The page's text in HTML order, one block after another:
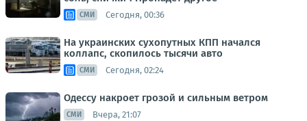
СМИ Сегодня, 00:36
На украинских сухопутных КПП начался
коллапс, скопилось тысячи авто
СМИ Сегодня, 02:24
Одессу накроет грозой и сильным ветром
СМИ Вчера, 21:07